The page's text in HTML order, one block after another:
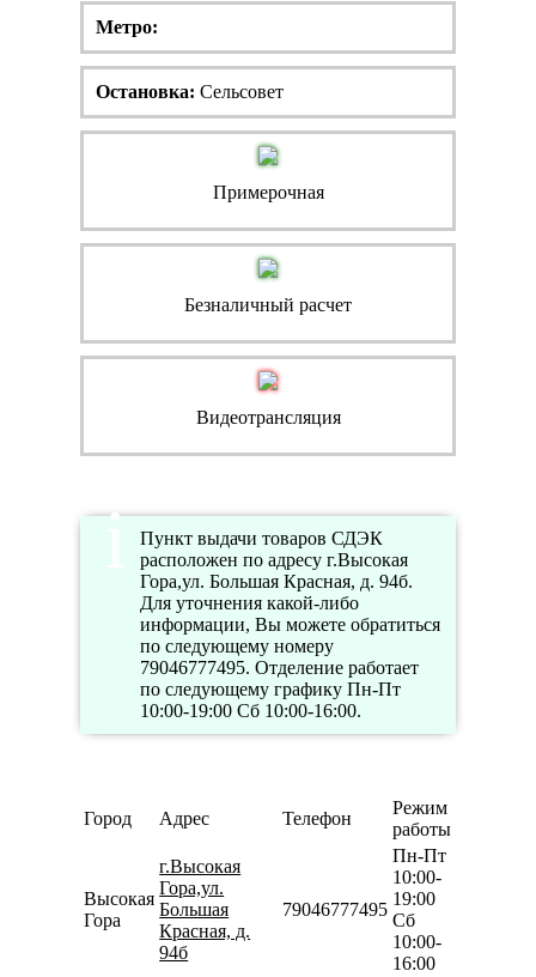
Метро:
Остановка: Сельсовет
Примерочная
Безналичный расчет
Видеотрансляция
Пункт выдачи товаров СДЭК
расположен по адресу г.Высокая
Гора,ул. Большая Красная, д. 94б.
Для уточнения какой-либо
информации, Вы можете обратиться
по следующему номеру
79046777495. Отделение работает
по следующему графику Пн-Пт
10:00-19:00 Сб 10:00-16:00.
Город Адрес Телефон
Режим
работы
Высокая
Гора
г.Высокая
Гора,ул.
Большая
Красная, д.
94б
79046777495
Пн-Пт
10:00-
19:00
Сб
10:00-
16:00